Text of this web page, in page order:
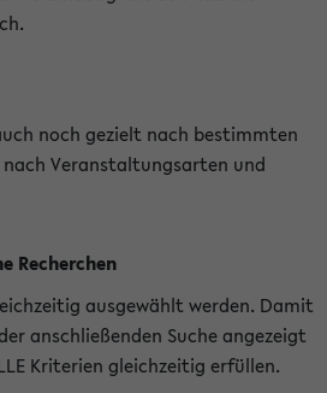
noch gezielt nach bestimmten
Veranstaltungsarten und
Recherchen
ausgewählt werden. Damit
anschließenden Suche angezeigt
Kriterien gleichzeitig erfüllen.